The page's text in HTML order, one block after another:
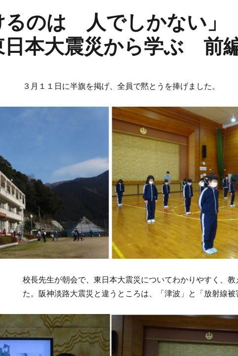
るのは 人でしかな
日本大震災から学ぶ 前
３月１１日に半旗を掲げ、全員で黙とうを捧げました。
校長先生が朝会で、東日本大震災についてわかりやすく、教
た。阪神淡路大震災と違うところは、「津波」と「放射線被